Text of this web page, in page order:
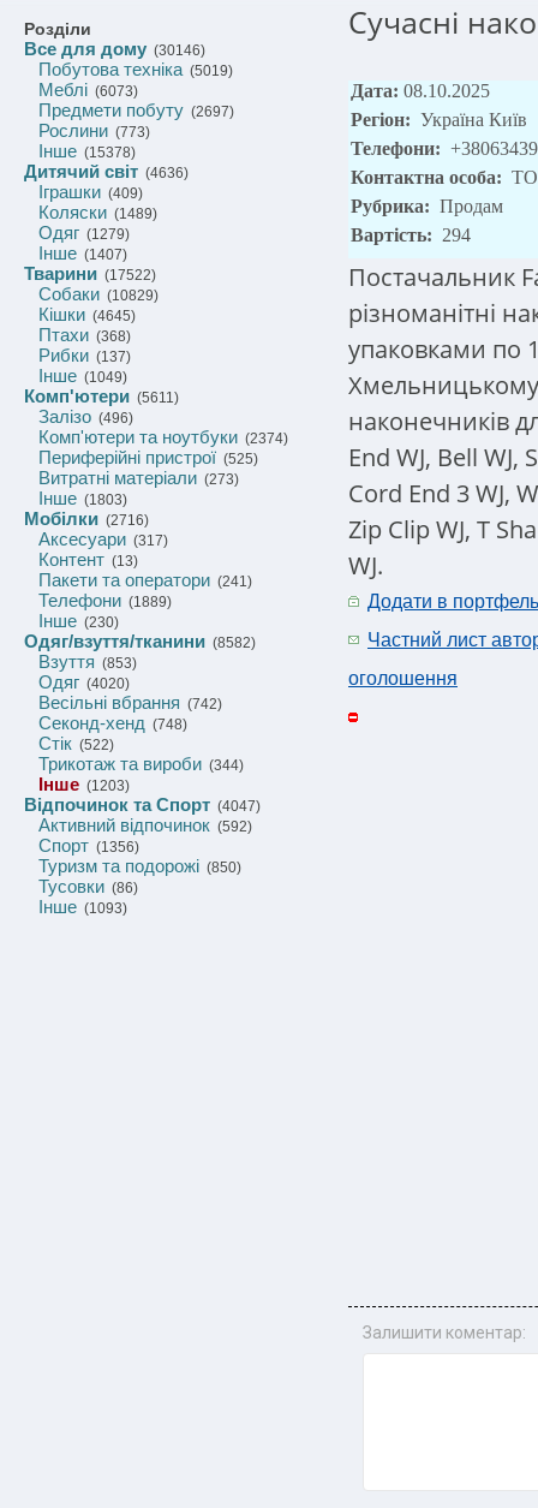
Розділи
Все для дому (30146)
Побутова техніка(5019)
Меблі (6073)
Предмети побуту (2697)
Рослини (773)
Інше (15378)
Дитячий світ (4636)
Іграшки (409)
Коляски (1489)
Одяг (1279)
Інше (1407)
Тварини (17522)
Собаки (10829)
Кішки (4645)
Птахи (368)
Рибки (137)
Інше (1049)
Комп'ютери (5611)
Залізо (496)
Комп'ютери та ноутбуки (2374)
Периферійні пристрої (525)
Витратні матеріали (273)
Інше (1803)
Мобілки (2716)
Аксесуари (317)
Контент (13)
Пакети та оператори (241)
Телефони (1889)
Інше (230)
Одяг/взуття/тканини (8582)
Взуття (853)
Одяг (4020)
Весільні вбрання (742)
Секонд-хенд (748)
Стік (522)
Трикотаж та вироби (344)
Інше (1203)
Відпочинок та Спорт (4047)
Активний відпочинок (592)
Спорт (1356)
Туризм та подорожі (850)
Тусовки (86)
Інше (1093)
Сучасні
Дата: 08.10.2025
Регіон: Україна Київ
Телефони:
Контактна особа:
Рубрика: Продам
Вартість: 294
Постачальник
різноманітні
упаковками по
Хмельницькому
наконечників
End WJ, Bell WJ,
Cord End 3 WJ,
Zip Clip WJ, T
WJ.
Додати в портфель
Частний лист
оголошення
Залишити коментар: